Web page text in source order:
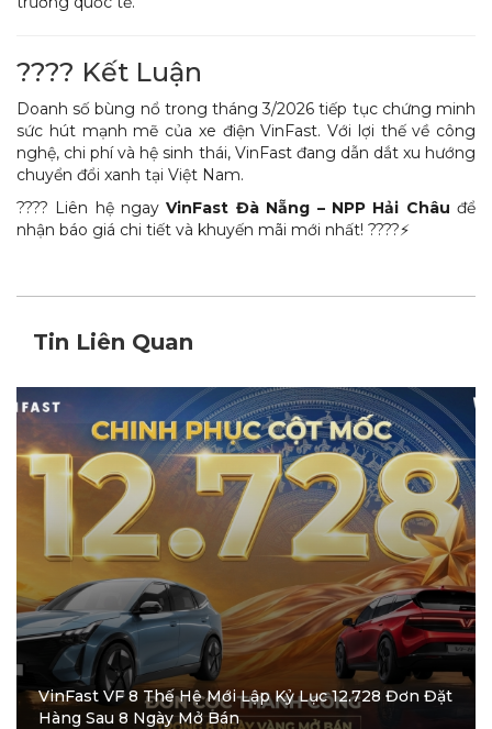
???? Kết Luận
Doanh số bùng nổ trong tháng 3/2026 tiếp tục chứng minh
sức hút mạnh mẽ của xe điện VinFast. Với lợi thế về công
nghệ, chi phí và hệ sinh thái, VinFast đang dẫn dắt xu hướng
chuyển đổi xanh tại Việt Nam.
???? Liên hệ ngayVinFast Đà Nẵng – NPP Hải Châu để
nhận báo giá chi tiết và khuyến mãi mới nhất! ????⚡
Tin Liên Quan
VinFast VF 8 Thế Hệ Mới Lập Kỷ Lục 12.728 Đơn Đặt
Hàng Sau 8 Ngày Mở Bán